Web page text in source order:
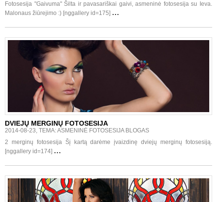
Fotosesija "Gaivuma" Šilta ir pavasariškai gaivi, asmeninė fotosesija su Ieva.
Malonaus žiūrejimo :) [nggallery id=175] ...
DVIEJŲ MERGINŲ FOTOSESIJA
2014-08-23, TEMA: ASMENINĖ FOTOSESIJA BLOGAS
2 merginų fotosesija Šį kartą darėme įvaizdinę dviejų merginų fotosesiją.
[nggallery id=174] ...